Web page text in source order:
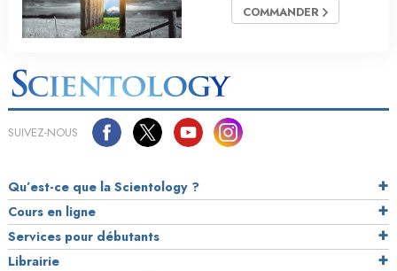
COMMANDER
SUIVEZ-NOUS
Qu’est-ce que la Scientology ?
Cours en ligne
Services pour débutants
Librairie